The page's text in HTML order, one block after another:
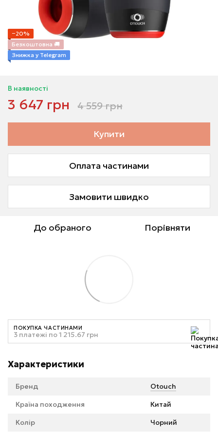
−20%
Безкоштовна 🚚
Знижка у Telegram
В наявності
3 647 грн 4 559 грн
Купити
Оплата частинами
Замовити швидко
До обраного Порівняти
ПОКУПКА ЧАСТИНАМИ
3 платежі по 1 215.67 грн
Характеристики
Бренд Otouch
Країна походження Китай
Колір Чорний